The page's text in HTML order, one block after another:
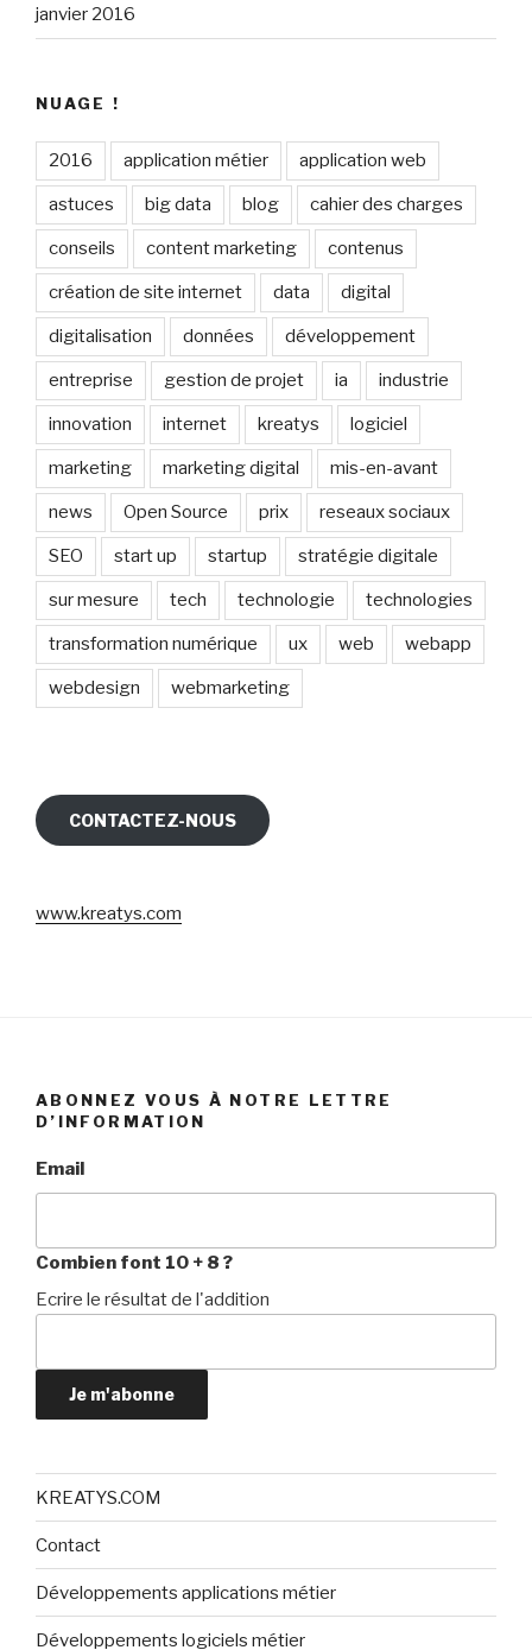
janvier 2016
NUAGE !
2016 application métier application web
astuces big data blog cahier des charges
conseils content marketing contenus
création de site internet data digital
digitalisation données développement
entreprise gestion de projet ia industrie
innovation internet kreatys logiciel
marketing marketing digital mis-en-avant
news Open Source prix reseaux sociaux
SEO start up startup stratégie digitale
sur mesure tech technologie technologies
transformation numérique ux web webapp
webdesign webmarketing
CONTACTEZ-NOUS
www.kreatys.com
ABONNEZ VOUS À NOTRE LETTRE
D’INFORMATION
Email
Combien font 10 + 8 ?
Ecrire le résultat de l'addition
Je m'abonne
KREATYS.COM
Contact
Développements applications métier
Développements logiciels métier